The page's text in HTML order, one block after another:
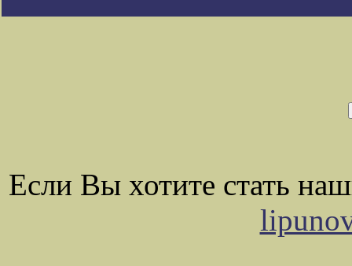
Если Вы хотите стать